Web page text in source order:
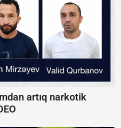
artıq narkotik